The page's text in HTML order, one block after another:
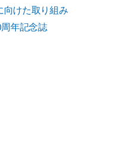
向けた取り組み
年記念誌